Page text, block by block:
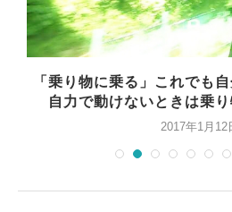
「乗り物に乗る」これでも
自力で動けないときは乗り
2017年1月12